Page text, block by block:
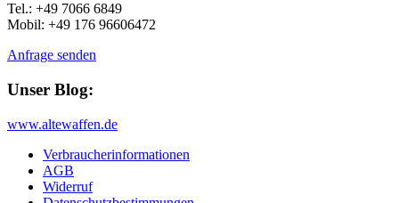
Tel.: +49 7066 6849
Mobil: +49 176 96606472
Anfrage senden
Unser Blog:
www.altewaffen.de
Verbraucherinformationen
AGB
Widerruf